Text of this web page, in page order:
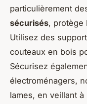
particulièrement
sécurisés, protège
Utilisez des
couteaux en bois
Sécurisez
électroménagers,
lames, en veillant